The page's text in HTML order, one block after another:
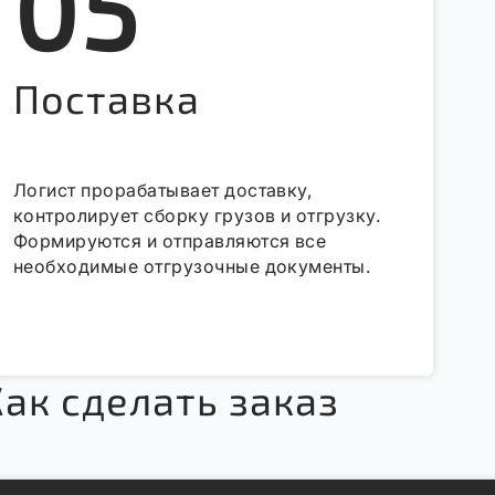
Поставка
Логист прорабатывает доставку,
контролирует сборку грузов и отгрузку.
Формируются и отправляются все
необходимые отгрузочные документы.
сделать заказ